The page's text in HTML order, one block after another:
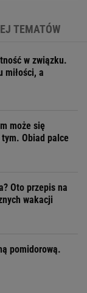
TEMATÓW
w związku.
miłości, a
może się
Obiad palce
Oto przepis na
wakacji
pomidorową.